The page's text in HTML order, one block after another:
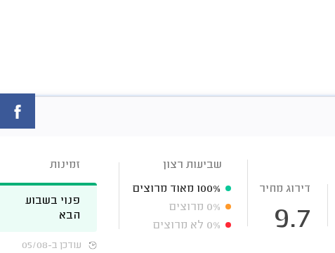
דירוג מחיר
9.7
שביעות רצון
100% מאוד מרוצים
0% מרוצים
0% לא מרוצים
זמינות
פנוי בשבוע
הבא
עודכן ב-05/08